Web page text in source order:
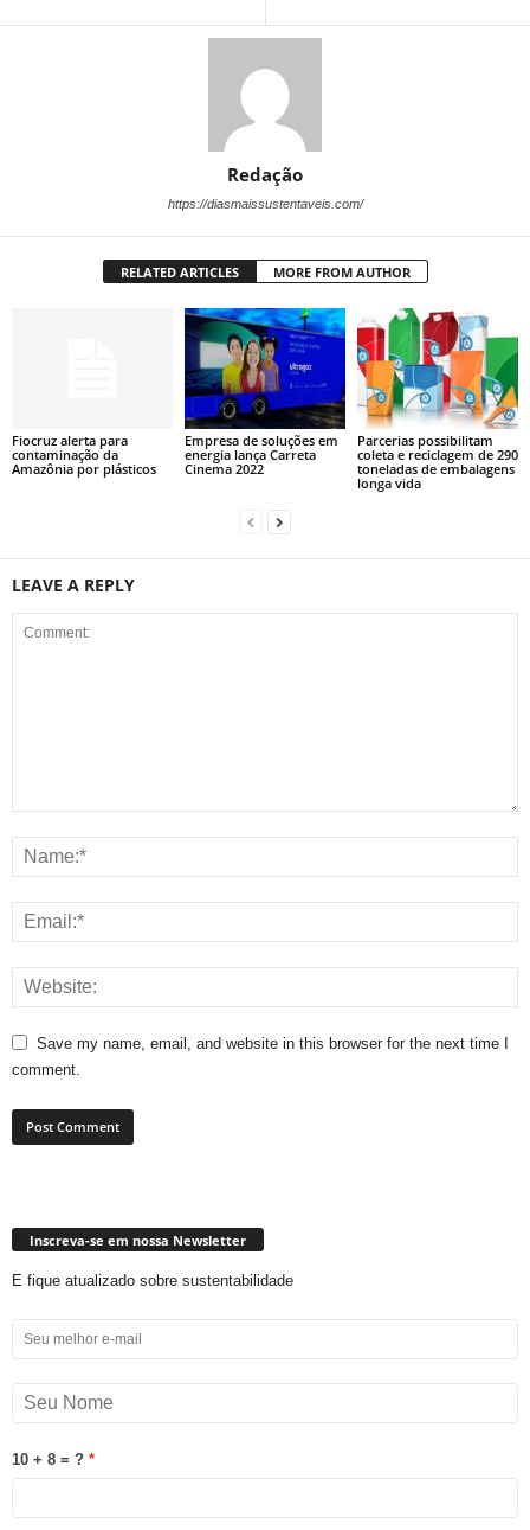
Redação
https://diasmaissustentaveis.com/
RELATED ARTICLES MORE FROM AUTHOR
Fiocruz alerta para
contaminação da
Amazônia por plásticos
Empresa de soluções em
energia lança Carreta
Cinema 2022
Parcerias possibilitam
coleta e reciclagem de 290
toneladas de embalagens
longa vida
LEAVE A REPLY
Save my name, email, and website in this browser for the next time I
comment.
Inscreva-se em nossa Newsletter
E fique atualizado sobre sustentabilidade
10 + 8 = ?